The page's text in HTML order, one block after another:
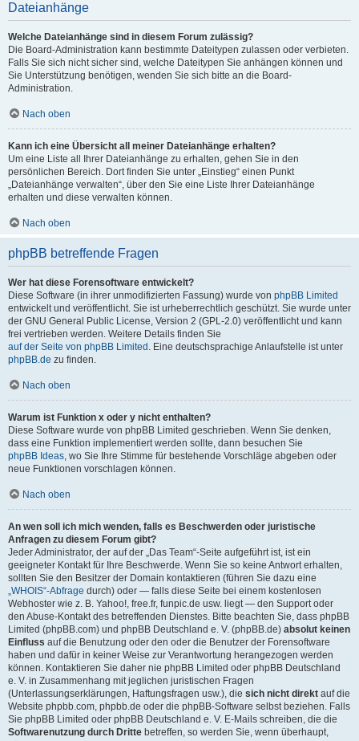
Dateianhänge
Welche Dateianhänge sind in diesem Forum zulässig?
Die Board-Administration kann bestimmte Dateitypen zulassen oder verbieten.
Falls Sie sich nicht sicher sind, welche Dateitypen Sie anhängen können und
Sie Unterstützung benötigen, wenden Sie sich bitte an die Board-
Administration.
Nach oben
Kann ich eine Übersicht all meiner Dateianhänge erhalten?
Um eine Liste all Ihrer Dateianhänge zu erhalten, gehen Sie in den
persönlichen Bereich. Dort finden Sie unter „Einstieg“ einen Punkt
„Dateianhänge verwalten“, über den Sie eine Liste Ihrer Dateianhänge
erhalten und diese verwalten können.
Nach oben
phpBB betreffende Fragen
Wer hat diese Forensoftware entwickelt?
Diese Software (in ihrer unmodifizierten Fassung) wurde von phpBB Limited
entwickelt und veröffentlicht. Sie ist urheberrechtlich geschützt. Sie wurde unter
der GNU General Public License, Version 2 (GPL-2.0) veröffentlicht und kann
frei vertrieben werden. Weitere Details finden Sie
auf der Seite von phpBB Limited . Eine deutschsprachige Anlaufstelle ist unter
phpBB.de zu finden.
Nach oben
Warum ist Funktion x oder y nicht enthalten?
Diese Software wurde von phpBB Limited geschrieben. Wenn Sie denken,
dass eine Funktion implementiert werden sollte, dann besuchen Sie
phpBB Ideas, wo Sie Ihre Stimme für bestehende Vorschläge abgeben oder
neue Funktionen vorschlagen können.
Nach oben
An wen soll ich mich wenden, falls es Beschwerden oder juristische
Anfragen zu diesem Forum gibt?
Jeder Administrator, der auf der „Das Team“-Seite aufgeführt ist, ist ein
geeigneter Kontakt für Ihre Beschwerde. Wenn Sie so keine Antwort erhalten,
sollten Sie den Besitzer der Domain kontaktieren (führen Sie dazu eine
„WHOIS“-Abfrage durch) oder — falls diese Seite bei einem kostenlosen
Webhoster wie z. B. Yahoo!, free.fr, funpic.de usw. liegt — den Support oder
den Abuse-Kontakt des betreffenden Dienstes. Bitte beachten Sie, dass phpBB
Limited (phpBB.com) und phpBB Deutschland e. V. (phpBB.de) absolut keinen
Einfluss auf die Benutzung oder den oder die Benutzer der Forensoftware
haben und dafür in keiner Weise zur Verantwortung herangezogen werden
können. Kontaktieren Sie daher nie phpBB Limited oder phpBB Deutschland
e. V. in Zusammenhang mit jeglichen juristischen Fragen
(Unterlassungserklärungen, Haftungsfragen usw.), die sich nicht direkt auf die
Website phpbb.com, phpbb.de oder die phpBB-Software selbst beziehen. Falls
Sie phpBB Limited oder phpBB Deutschland e. V. E-Mails schreiben, die die
Softwarenutzung durch Dritte betreffen, so werden Sie, wenn überhaupt,